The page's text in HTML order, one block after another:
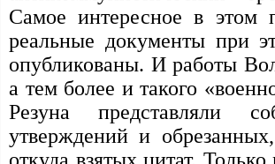
Самое интересное в этом
реальные документы при
опубликованы. И работы
а тем более и такого
Резуна представляли
утверждений и